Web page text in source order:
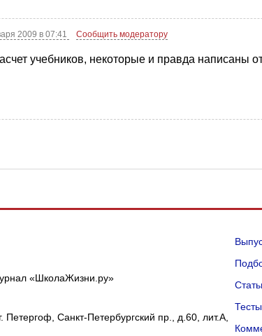
2009 в 07:41 Сообщить модератору
учебников, некоторые и правда написаны
«ШколаЖизни.ру»
Петергоф, Санкт-Петербургский пр., д.60, лит.А,
Тесты